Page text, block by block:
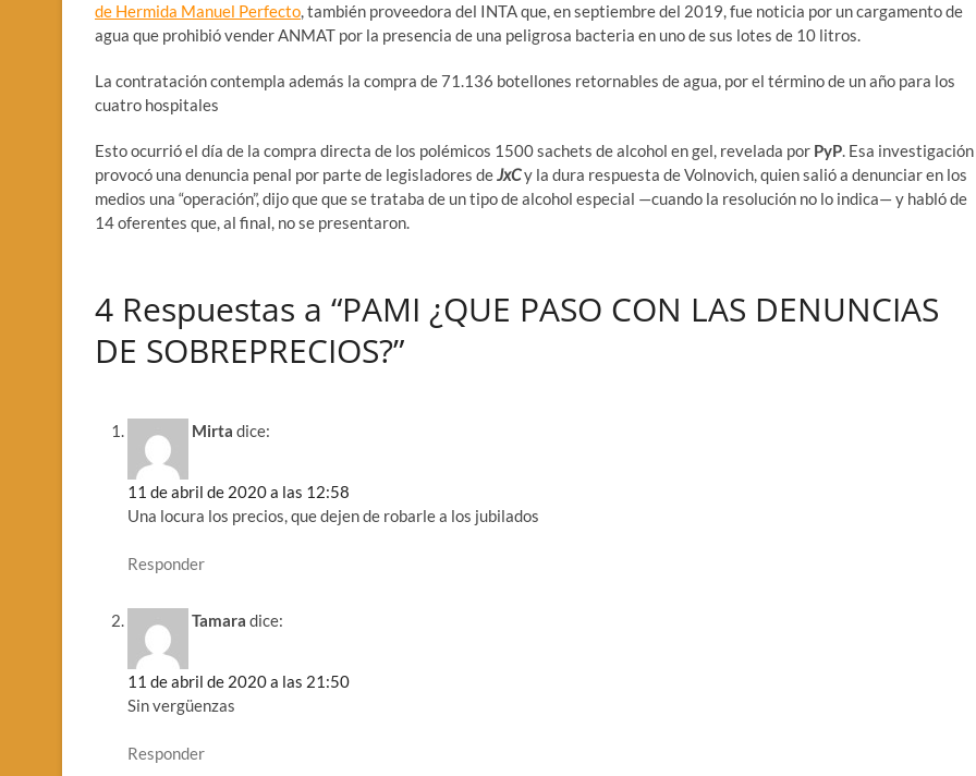
de Hermida Manuel Perfecto, también proveedora del INTA que, en septiembre del 2019, fue noticia por un cargamento de
agua que prohibió vender ANMAT por la presencia de una peligrosa bacteria en uno de sus lotes de 10 litros.
La contratación contempla además la compra de 71.136 botellones retornables de agua, por el término de un año para los
cuatro hospitales
Esto ocurrió el día de la compra directa de los polémicos 1500 sachets de alcohol en gel, revelada por PyP. Esa investigación
provocó una denuncia penal por parte de legisladores deJxCy la dura respuesta de Volnovich, quien salió a denunciar en los
medios una “operación”, dijo que que se trataba de un tipo de alcohol especial —cuando la resolución no lo indica— y habló de
14 oferentes que, al final, no se presentaron.
4 Respuestas a “PAMI ¿QUE PASO CON LAS DENUNCIAS
DE SOBREPRECIOS?”
Mirta dice:
11 de abril de 2020 a las 12:58
Una locura los precios, que dejen de robarle a los jubilados
Responder
Tamara dice:
11 de abril de 2020 a las 21:50
Sin vergüenzas
Responder